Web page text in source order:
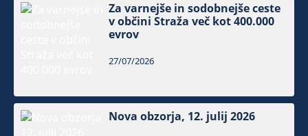
Za varnejše in sodobnejše ceste
v občini Straža več kot 400.000
evrov
27/07/2026
Nova obzorja, 12. julij 2026